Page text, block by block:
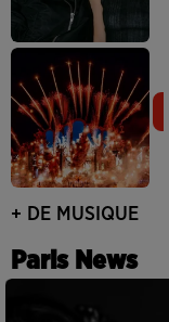
+ DE MUSIQUE
Paris News